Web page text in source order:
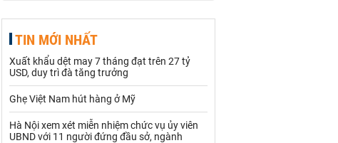
Hạt điều
Khí đốt
Kim loại khác Mắc ca
Muối Ngũ cốc
TIN MỚI NHẤT
Xuất khẩu dệt may 7 tháng đạt trên 27 tỷ
USD, duy trì đà tăng trưởng
Ghẹ Việt Nam hút hàng ở Mỹ
Hà Nội xem xét miễn nhiệm chức vụ ủy viên
UBND với 11 người đứng đầu sở, ngành